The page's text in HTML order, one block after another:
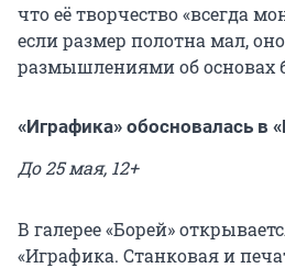
что её творчество «всегда
если размер полотна мал,
размышлениями об основах
«Играфика» обосновалась в
До 25 мая, 12+
В галерее «Борей»
«Играфика. Станковая и